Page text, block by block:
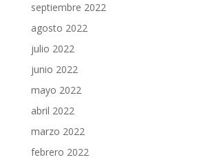
septiembre 2022
agosto 2022
julio 2022
junio 2022
mayo 2022
abril 2022
marzo 2022
febrero 2022